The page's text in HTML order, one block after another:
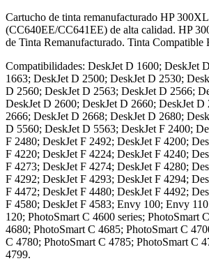
Cartucho de tinta remanufacturado HP 300XL
(CC640EE/CC641EE) de alta calidad. HP
de Tinta Remanufacturado. Tinta
Compatibilidades: DeskJet D 1600; DeskJet
1663; DeskJet D 2500; DeskJet D 2530;
D 2560; DeskJet D 2563; DeskJet D 2566;
DeskJet D 2600; DeskJet D 2660; DeskJet D
2666; DeskJet D 2668; DeskJet D 2680;
D 5560; DeskJet D 5563; DeskJet F 2400;
F 2480; DeskJet F 2492; DeskJet F 4200;
F 4220; DeskJet F 4224; DeskJet F 4240;
F 4273; DeskJet F 4274; DeskJet F 4280;
F 4292; DeskJet F 4293; DeskJet F 4294;
F 4472; DeskJet F 4480; DeskJet F 4492;
F 4580; DeskJet F 4583; Envy 100; Envy
120; PhotoSmart C 4600 series; PhotoSmart
4680; PhotoSmart C 4685; PhotoSmart C
C 4780; PhotoSmart C 4785; PhotoSmart C
4799.